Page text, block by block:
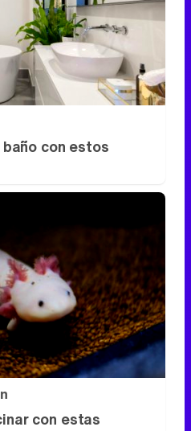
con estos
con estas